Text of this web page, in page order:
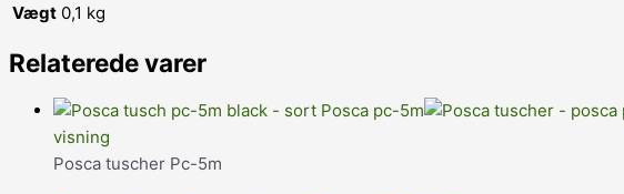
Vægt 0,1 kg
Relaterede varer
visning
Posca tuscher Pc-5m